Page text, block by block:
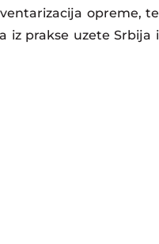
opreme, te
iz prakse uzete Srbija i